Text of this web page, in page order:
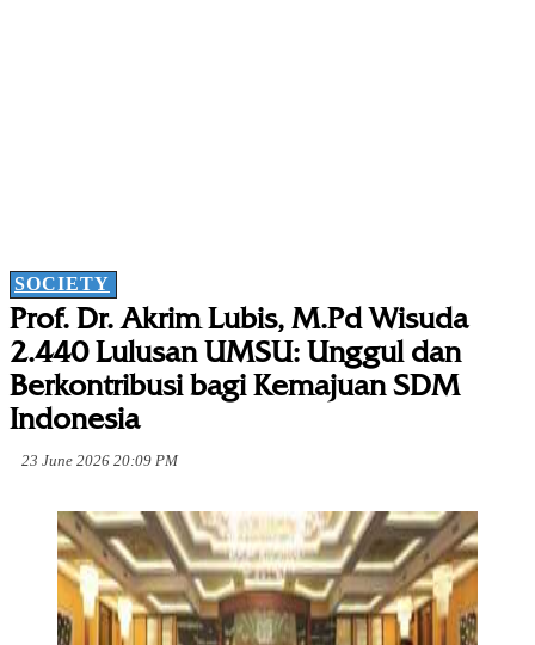
SOCIETY
Prof. Dr. Akrim Lubis, M.Pd Wisuda
2.440 Lulusan UMSU: Unggul dan
Berkontribusi bagi Kemajuan SDM
Indonesia
23 June 2026 20:09 PM